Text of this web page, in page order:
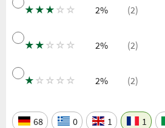
★ ★ ★ ☆ ☆ 2% (2)
★ ★ ☆ ☆ ☆ 2% (2)
★ ☆ ☆ ☆ ☆ 2% (2)
68 0 1 1